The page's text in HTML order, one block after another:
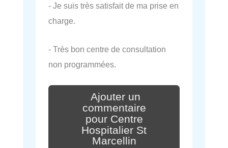
- Je suis très satisfait de ma prise en
charge.
- Très bon centre de consultation
non programmées.
Ajouter un
commentaire
pour Centre
Hospitalier St
Marcellin